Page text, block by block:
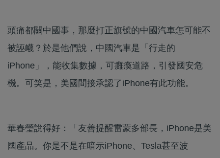
頭痛都關中國事，那麼打正旗號的中國汽車怎可能不
被誣衊？於是他們說，中國汽車是「行走的
iPhone」，能收集數據，可癱瘓道路，引發國安危
機。可笑是，美國間接承認了iPhone有此功能。
華春瑩說得好：「友善提醒雷蒙多部長，iPhone是美
國產品。你是不是在暗示iPhone、Tesla甚至波